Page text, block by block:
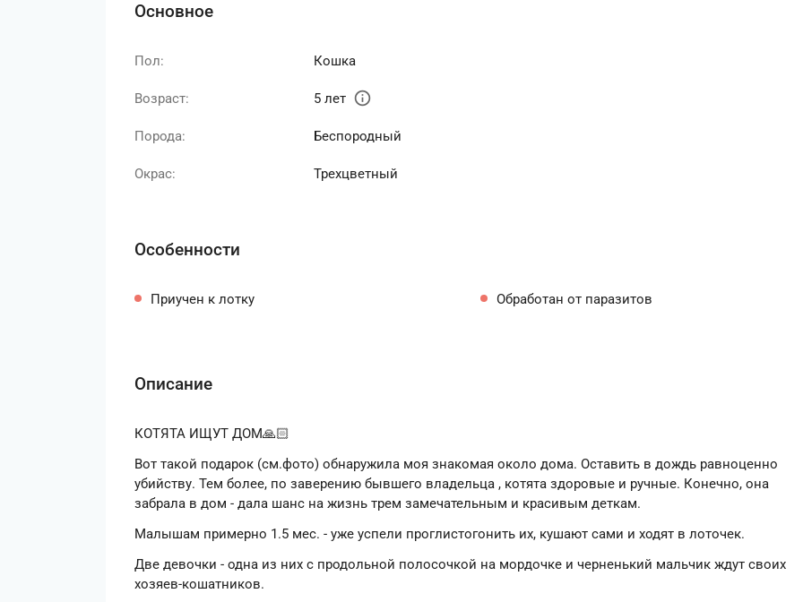
Основное
Пол: Кошка
Возраст: 5 лет info
Порода: Беспородный
Окрас: Трехцветный
Особенности
Приучен к лотку Обработан от паразитов
Описание
КОТЯТА ИЩУТ ДОМ🙏🏻
Вот такой подарок (см.фото) обнаружила моя знакомая около дома. Оставить в дождь равноценно
убийству. Тем более, по заверению бывшего владельца , котята здоровые и ручные. Конечно, она
забрала в дом - дала шанс на жизнь трем замечательным и красивым деткам.
Малышам примерно 1.5 мес. - уже успели проглистогонить их, кушают сами и ходят в лоточек.
Две девочки - одна из них с продольной полосочкой на мордочке и черненький мальчик ждут своих
хозяев-кошатников.